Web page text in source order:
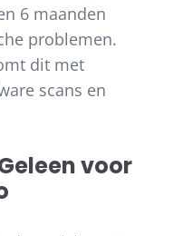
6 maanden
problemen.
dit met
scans en
voor